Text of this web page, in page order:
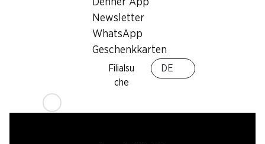
Denner App
Newsletter
WhatsApp
Geschenkkarten
Filialsu
che
DE